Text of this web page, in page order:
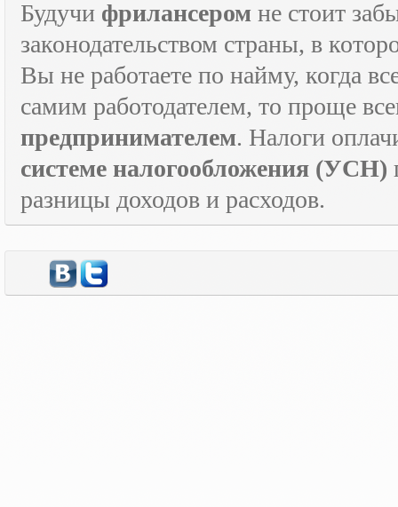
Будучи фрилансером не стоит
законодательством страны, в
Вы не работаете по найму, когда
самим работодателем, то проще
предпринимателем. Налоги
системе налогообложения (УСН)
разницы доходов и расходов.